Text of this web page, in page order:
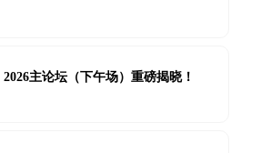
主论坛（下午场）重磅揭晓！